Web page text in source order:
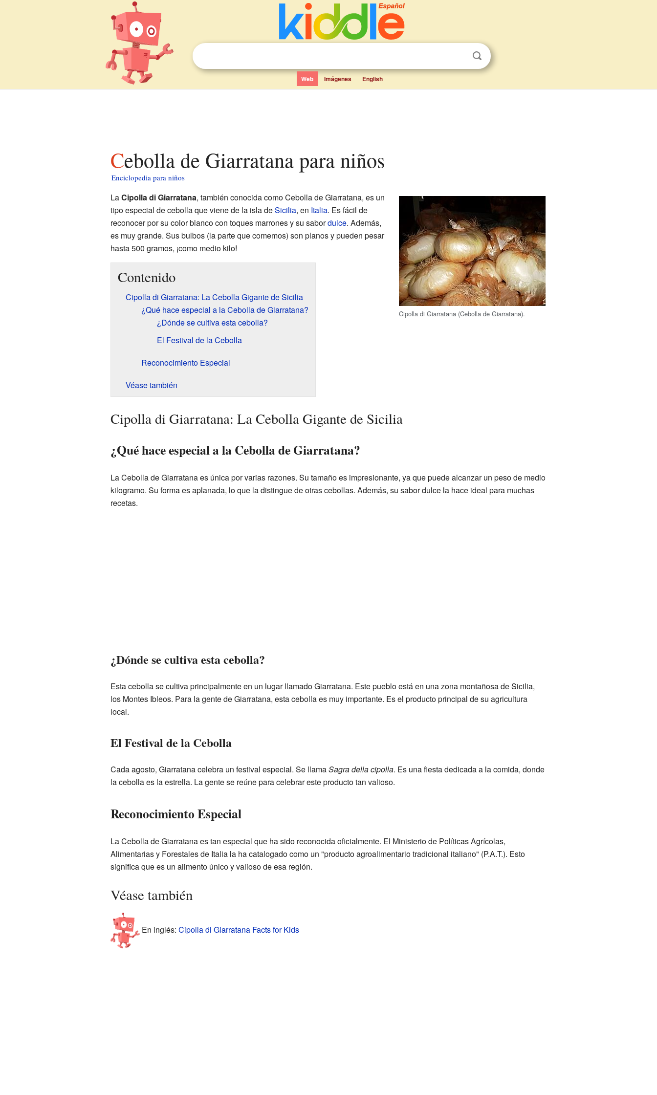
Web Imágenes English
Cebolla de Giarratana para niños
Enciclopedia para niños
Cipolla di Giarratana (Cebolla de Giarratana).
LaCipolla di Giarratana, también conocida como Cebolla de Giarratana, es un
tipo especial de cebolla que viene de la isla deSicilia, en Italia. Es fácil de
reconocer por su color blanco con toques marrones y su sabordulce. Además,
es muy grande. Sus bulbos (la parte que comemos) son planos y pueden pesar
hasta 500 gramos, ¡como medio kilo!
Contenido
Cipolla di Giarratana: La Cebolla Gigante de Sicilia
¿Qué hace especial a la Cebolla de Giarratana?
¿Dónde se cultiva esta cebolla?
El Festival de la Cebolla
Reconocimiento Especial
Véase también
Cipolla di Giarratana: La Cebolla Gigante de Sicilia
¿Qué hace especial a la Cebolla de Giarratana?
La Cebolla de Giarratana es única por varias razones. Su tamaño es impresionante, ya que puede alcanzar un peso de medio
kilogramo. Su forma es aplanada, lo que la distingue de otras cebollas. Además, su sabor dulce la hace ideal para muchas
recetas.
¿Dónde se cultiva esta cebolla?
Esta cebolla se cultiva principalmente en un lugar llamado Giarratana. Este pueblo está en una zona montañosa de Sicilia,
los Montes Ibleos. Para la gente de Giarratana, esta cebolla es muy importante. Es el producto principal de su agricultura
local.
El Festival de la Cebolla
Cada agosto, Giarratana celebra un festival especial. Se llamaSagra della cipolla. Es una fiesta dedicada a la comida, donde
la cebolla es la estrella. La gente se reúne para celebrar este producto tan valioso.
Reconocimiento Especial
La Cebolla de Giarratana es tan especial que ha sido reconocida oficialmente. El Ministerio de Políticas Agrícolas,
Alimentarias y Forestales de Italia la ha catalogado como un "producto agroalimentario tradicional italiano" (P.A.T.). Esto
significa que es un alimento único y valioso de esa región.
Véase también
En inglés: Cipolla di Giarratana Facts for Kids